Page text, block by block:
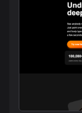
ています。
ー、および使用
れています。